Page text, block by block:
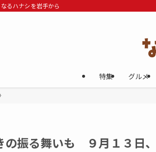
るハナシを岩手から
特集 グルメ
の振る舞いも ９月１３日、